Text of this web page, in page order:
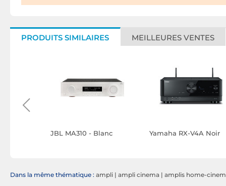
PRODUITS SIMILAIRES MEILLEURES VENTES
JBL MA310 - Blanc Yamaha RX-V4A Noir
Dans la même thématique : ampli | ampli cinema | amplis home-